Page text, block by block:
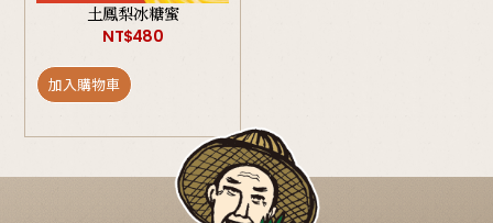
土鳳梨冰糖蜜
NT$480
加入購物車